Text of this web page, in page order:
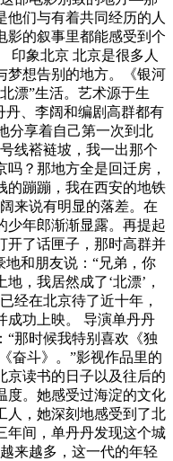
们与有着共同经历的人
影的叙事里都能感受到个
印象北京 北京是很多人
梦想告别的地方。《银河
漂”生活。艺术源于生
丹、李阔和编剧高群都有
分享着自己第一次到北
线褡裢坡，我一出那个
？那地方全是回迁房，
的蹦蹦，我在西安的地铁
来说有明显的落差。在
少年郎渐渐显露。再提起
开了话匣子，那时高群并
地和朋友说：“兄弟，你
，我居然成了‘北漂’，
经在北京待了近十年，
成功上映。 导演单丹丹
“那时候我特别喜欢《独
奋斗》。”影视作品里的
京读书的日子以及往后的
度。她感受过海淀的文化
人，她深刻地感受到了北
年间，单丹丹发现这个城
来越多，这一代的年轻